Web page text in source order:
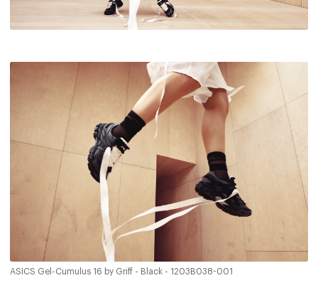
ASICS Gel-Cumulus 16 by Griff - Black - 1203B038-001